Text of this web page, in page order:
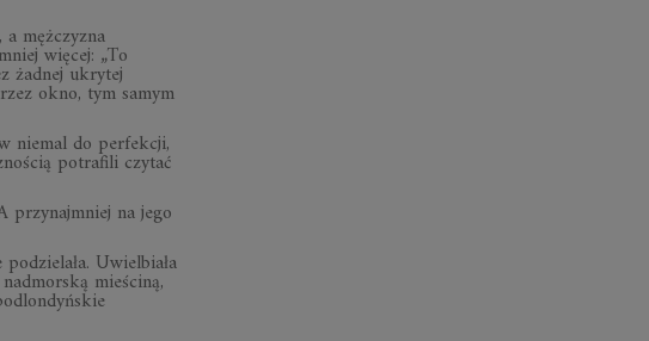
mężczyzna
więcej: „To
żadnej ukrytej
okno, tym samym
niemal do perfekcji,
potrafili czytać
przynajmniej na jego
Uwielbiała
mieściną,